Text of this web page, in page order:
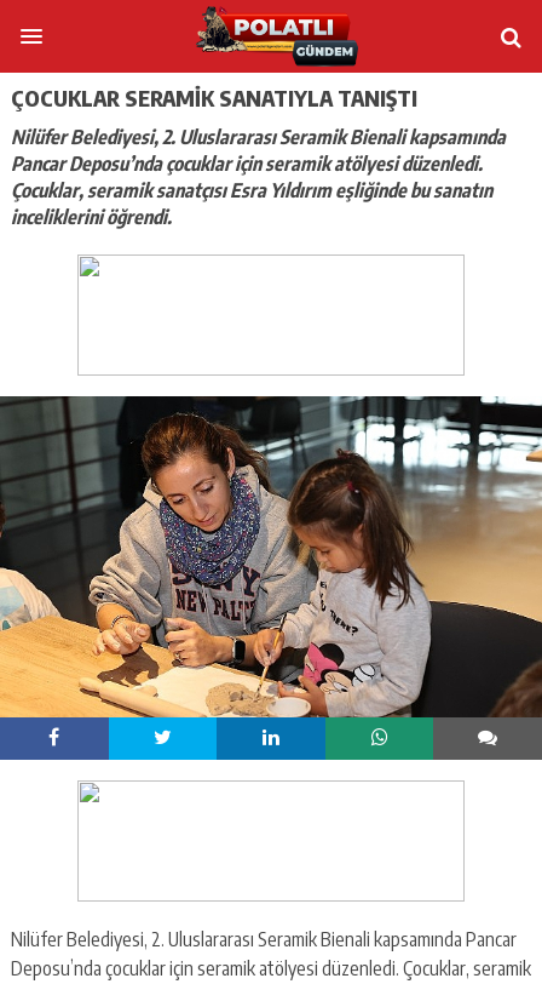
ÇOCUKLAR SERAMIK SANATIYLA TANIŞTI
Nilüfer Belediyesi, 2. Uluslararası Seramik Bienali kapsamında
Pancar Deposu’nda çocuklar için seramik atölyesi düzenledi.
Çocuklar, seramik sanatçısı Esra Yıldırım eşliğinde bu sanatın
inceliklerini öğrendi.
Nilüfer Belediyesi, 2. Uluslararası Seramik Bienali kapsamında Pancar
Deposu’nda çocuklar için seramik atölyesi düzenledi. Çocuklar, seramik